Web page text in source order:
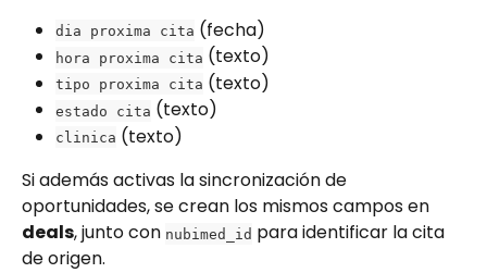
dia proxima cita (fecha)
hora proxima cita (texto)
tipo proxima cita (texto)
estado cita (texto)
clinica (texto)
Si además activas la sincronización de
oportunidades, se crean los mismos campos en
deals, junto con nubimed_id para identificar la cita
de origen.